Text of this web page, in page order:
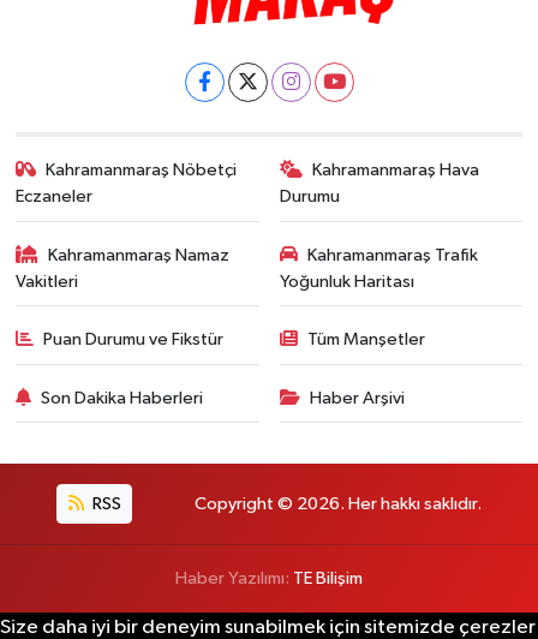
Kahramanmaraş Nöbetçi
Eczaneler
Kahramanmaraş Hava
Durumu
Kahramanmaraş Namaz
Vakitleri
Kahramanmaraş Trafik
Yoğunluk Haritası
Puan Durumu ve Fikstür Tüm Manşetler
Son Dakika Haberleri Haber Arşivi
RSS Copyright © 2026. Her hakkı saklıdır.
Haber Yazılımı: TE Bilişim
Size daha iyi bir deneyim sunabilmek için sitemizde çerezler